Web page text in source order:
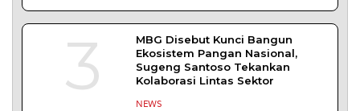
3
MBG Disebut Kunci Bangun
Ekosistem Pangan Nasional,
Sugeng Santoso Tekankan
Kolaborasi Lintas Sektor
NEWS